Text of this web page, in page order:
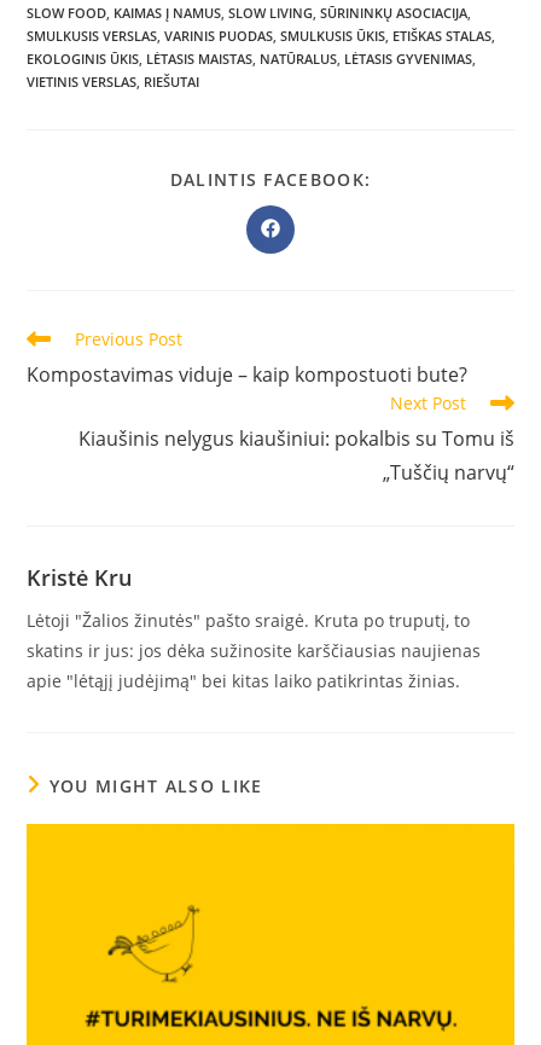
SLOW FOOD KAIMAS Į NAMUS SLOW LIVING SŪRININKŲ ASOCIACIJA
SMULKUSIS VERSLAS VARINIS PUODAS SMULKUSIS ŪKIS ETIŠKAS STALAS
EKOLOGINIS ŪKIS LĖTASIS MAISTAS NATŪRALUS LĖTASIS GYVENIMAS
VIETINIS VERSLAS RIEŠUTAI
DALINTIS FACEBOOK:
Opens
in
Read
articles
Previous Post
Kompostavimas viduje – kaip kompostuoti bute?
Next Post
Kiaušinis nelygus kiaušiniui: pokalbis su Tomu iš
„Tuščių narvų“
Kristė Kru
Lėtoji "Žalios žinutės" pašto sraigė. Kruta po truputį, to
skatins ir jus: jos dėka sužinosite karščiausias naujienas
apie "lėtąjį judėjimą" bei kitas laiko patikrintas žinias.
YOU MIGHT ALSO LIKE